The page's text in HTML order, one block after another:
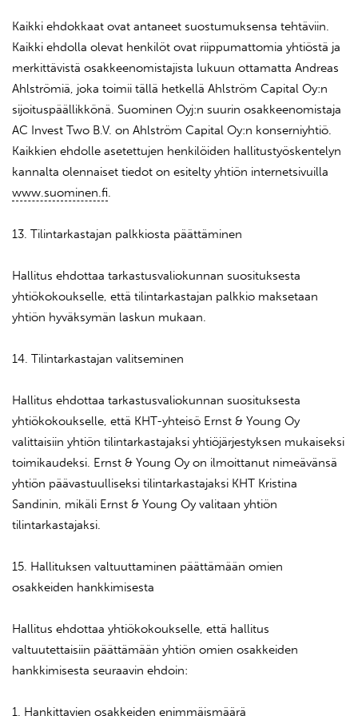
Kaikki ehdokkaat ovat antaneet suostumuksensa tehtäviin.
Kaikki ehdolla olevat henkilöt ovat riippumattomia yhtiöstä ja
merkittävistä osakkeenomistajista lukuun ottamatta Andreas
Ahlströmiä, joka toimii tällä hetkellä Ahlström Capital Oy:n
sijoituspäällikkönä. Suominen Oyj:n suurin osakkeenomistaja
AC Invest Two B.V. on Ahlström Capital Oy:n konserniyhtiö.
Kaikkien ehdolle asetettujen henkilöiden hallitustyöskentelyn
kannalta olennaiset tiedot on esitelty yhtiön internetsivuilla
www.suominen.fi.
13. Tilintarkastajan palkkiosta päättäminen
Hallitus ehdottaa tarkastusvaliokunnan suosituksesta
yhtiökokoukselle, että tilintarkastajan palkkio maksetaan
yhtiön hyväksymän laskun mukaan.
14. Tilintarkastajan valitseminen
Hallitus ehdottaa tarkastusvaliokunnan suosituksesta
yhtiökokoukselle, että KHT-yhteisö Ernst & Young Oy
valittaisiin yhtiön tilintarkastajaksi yhtiöjärjestyksen mukaiseksi
toimikaudeksi. Ernst & Young Oy on ilmoittanut nimeävänsä
yhtiön päävastuulliseksi tilintarkastajaksi KHT Kristina
Sandinin, mikäli Ernst & Young Oy valitaan yhtiön
tilintarkastajaksi.
15. Hallituksen valtuuttaminen päättämään omien
osakkeiden hankkimisesta
Hallitus ehdottaa yhtiökokoukselle, että hallitus
valtuutettaisiin päättämään yhtiön omien osakkeiden
hankkimisesta seuraavin ehdoin:
1. Hankittavien osakkeiden enimmäismäärä